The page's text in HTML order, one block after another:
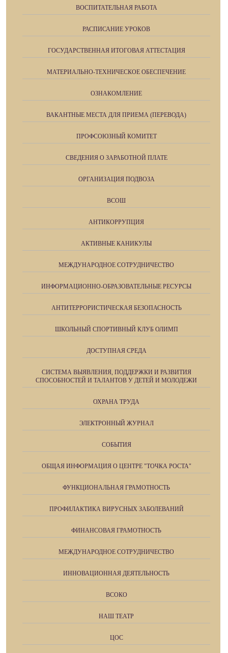
ВОСПИТАТЕЛЬНАЯ РАБОТА
РАСПИСАНИЕ УРОКОВ
ГОСУДАРСТВЕННАЯ ИТОГОВАЯ АТТЕСТАЦИЯ
МАТЕРИАЛЬНО-ТЕХНИЧЕСКОЕ ОБЕСПЕЧЕНИЕ
ОЗНАКОМЛЕНИЕ
ВАКАНТНЫЕ МЕСТА ДЛЯ ПРИЕМА (ПЕРЕВОДА)
ПРОФСОЮЗНЫЙ КОМИТЕТ
СВЕДЕНИЯ О ЗАРАБОТНОЙ ПЛАТЕ
ОРГАНИЗАЦИЯ ПОДВОЗА
ВСОШ
АНТИКОРРУПЦИЯ
АКТИВНЫЕ КАНИКУЛЫ
МЕЖДУНАРОДНОЕ СОТРУДНИЧЕСТВО
ИНФОРМАЦИОННО-ОБРАЗОВАТЕЛЬНЫЕ РЕСУРСЫ
АНТИТЕРРОРИСТИЧЕСКАЯ БЕЗОПАСНОСТЬ
ШКОЛЬНЫЙ СПОРТИВНЫЙ КЛУБ ОЛИМП
ДОСТУПНАЯ СРЕДА
СИСТЕМА ВЫЯВЛЕНИЯ, ПОДДЕРЖКИ И РАЗВИТИЯ
СПОСОБНОСТЕЙ И ТАЛАНТОВ У ДЕТЕЙ И МОЛОДЕЖИ
ОХРАНА ТРУДА
ЭЛЕКТРОННЫЙ ЖУРНАЛ
СОБЫТИЯ
ОБЩАЯ ИНФОРМАЦИЯ О ЦЕНТРЕ "ТОЧКА РОСТА"
ФУНКЦИОНАЛЬНАЯ ГРАМОТНОСТЬ
ПРОФИЛАКТИКА ВИРУСНЫХ ЗАБОЛЕВАНИЙ
ФИНАНСОВАЯ ГРАМОТНОСТЬ
МЕЖДУНАРОДНОЕ СОТРУДНИЧЕСТВО
ИННОВАЦИОННАЯ ДЕЯТЕЛЬНОСТЬ
ВСОКО
НАШ ТЕАТР
ЦОС